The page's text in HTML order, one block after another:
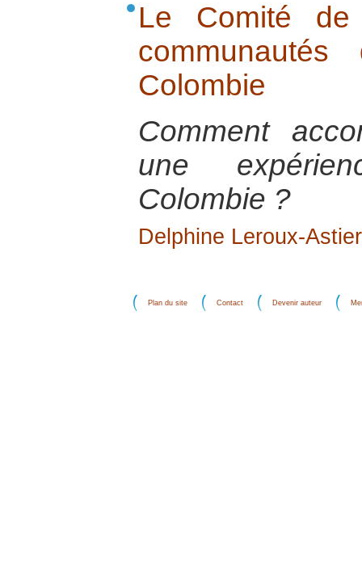
Le Comité
Colombie
Comment
une
Colombie ?
Delphine Leroux-Astier
Plan du site Contact Devenir auteur